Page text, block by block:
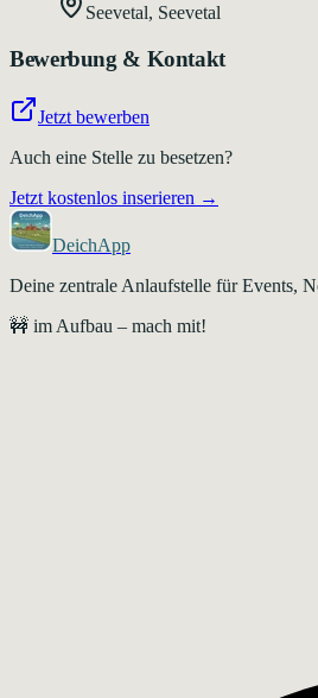
Seevetal, Seevetal
Bewerbung & Kontakt
Jetzt bewerben
Auch eine Stelle zu besetzen?
Jetzt kostenlos inserieren →
DeichApp
Deine zentrale Anlaufstelle für Events,
🚧 im Aufbau – mach mit!